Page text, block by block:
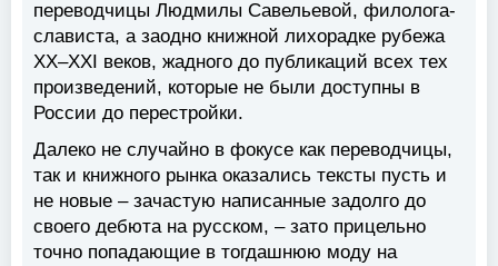
переводчицы Людмилы Савельевой, филолога-
слависта, а заодно книжной лихорадке рубежа
XX–XXI веков, жадного до публикаций всех тех
произведений, которые не были доступны в
России до перестройки.
Далеко не случайно в фокусе как переводчицы,
так и книжного рынка оказались тексты пусть и
не новые – зачастую написанные задолго до
своего дебюта на русском, – зато прицельно
точно попадающие в тогдашнюю моду на